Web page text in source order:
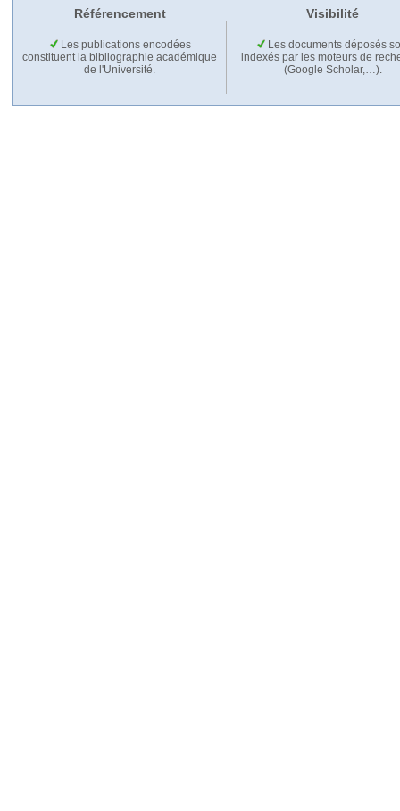
Référencement Visibilité
Les publications encodées
constituent la bibliographie académique
de l'Université.
Les documents déposés
indexés par les moteurs de
(Google Scholar,…).